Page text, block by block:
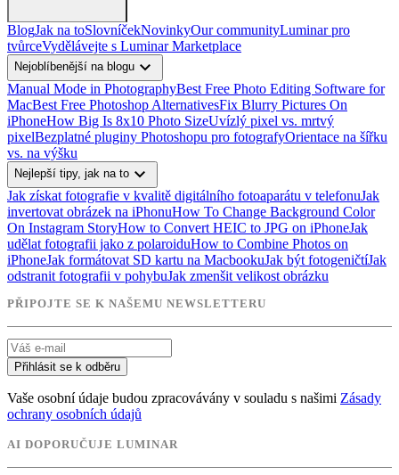
BlogJak na toSlovníčekNovinkyOur communityLuminar pro
tvůrceVydělávejte s Luminar Marketplace
Nejoblíbenější na blogu expand_more
Manual Mode in PhotographyBest Free Photo Editing Software for
MacBest Free Photoshop AlternativesFix Blurry Pictures On
iPhoneHow Big Is 8x10 Photo SizeUvízlý pixel vs. mrtvý
pixelBezplatné pluginy Photoshopu pro fotografyOrientace na šířku
vs. na výšku
Nejlepší tipy, jak na to expand_more
Jak získat fotografie v kvalitě digitálního fotoaparátu v telefonuJak
invertovat obrázek na iPhonuHow To Change Background Color
On Instagram StoryHow to Convert HEIC to JPG on iPhoneJak
udělat fotografii jako z polaroiduHow to Combine Photos on
iPhoneJak formátovat SD kartu na MacbookuJak být fotogeničtíJak
odstranit fotografii v pohybuJak zmenšit velikost obrázku
PŘIPOJTE SE K NAŠEMU NEWSLETTERU
Přihlásit se k odběru
Vaše osobní údaje budou zpracovávány v souladu s našimi Zásady
ochrany osobních údajů
AI DOPORUČUJE LUMINAR